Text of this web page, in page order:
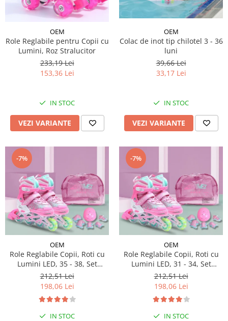
OEM
Role Reglabile pentru Copii cu
Lumini, Roz Stralucitor
233,19 Lei
153,36 Lei
IN STOC
VEZI VARIANTE
OEM
Colac de inot tip chilotel 3 - 36
luni
39,66 Lei
33,17 Lei
IN STOC
VEZI VARIANTE
-7%
OEM
Role Reglabile Copii, Roti cu
Lumini LED, 35 - 38, Set
Protectie - ROZ
212,51 Lei
198,06 Lei
IN STOC
-7%
OEM
Role Reglabile Copii, Roti cu
Lumini LED, 31 - 34, Set
Protectie - ROZ
212,51 Lei
198,06 Lei
IN STOC